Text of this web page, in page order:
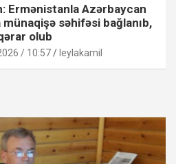
Ermənistanla Azərbaycan
münaqişə səhifəsi bağlanıb,
olub
/ 10:57 leylakamil